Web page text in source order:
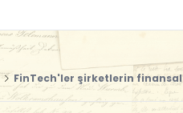
FinTech'ler şirketlerin finansal